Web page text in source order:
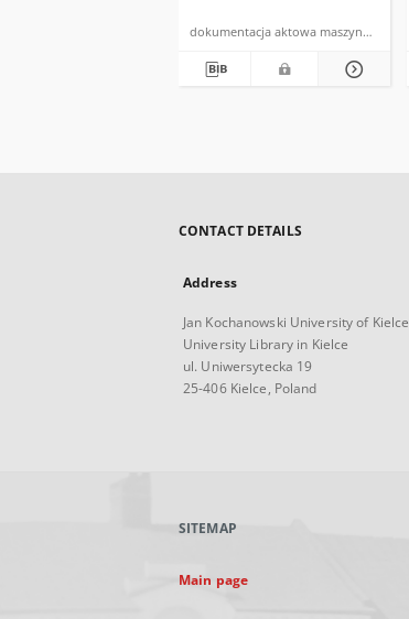
dokumentacja aktowa maszynopis
CONTACT DETAILS
Address
Jan Kochanowski University of Kielce
University Library in Kielce
ul. Uniwersytecka 19
25-406 Kielce, Poland
SITEMAP
Main page